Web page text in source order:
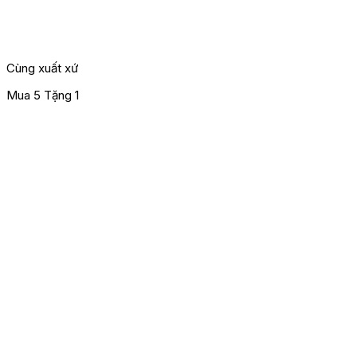
Cùng xuất xứ
Mua 5 Tặng 1